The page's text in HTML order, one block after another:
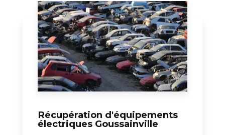
Récupération d'équipements
électriques Goussainville